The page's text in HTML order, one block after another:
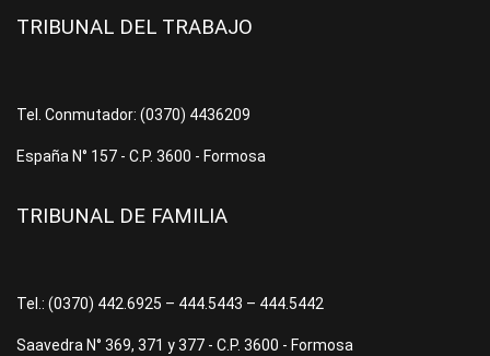
TRIBUNAL DEL TRABAJO
Tel. Conmutador: (0370) 4436209
España N° 157 - C.P. 3600 - Formosa
TRIBUNAL DE FAMILIA
Tel.: (0370) 442.6925 – 444.5443 – 444.5442
Saavedra N° 369, 371 y 377 - C.P. 3600 - Formosa